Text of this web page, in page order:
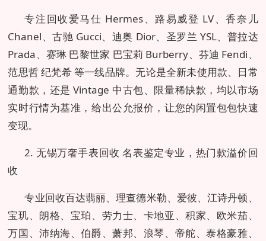
专注回收爱马仕 Hermes、路易威登 LV、香奈儿
Chanel、古驰 Gucci、迪奥 Dior、圣罗兰 YSL、普拉达
Prada、赛琳 巴黎世家 巴宝莉 Burberry、芬迪 Fendi、
范思哲 纪梵希 等一线品牌。无论是全新未使用款、日常
通勤款，还是 Vintage 中古包、限量稀缺款，均以市场
实时行情为基准，给出公允报价，让您的闲置包包快速
变现。
2. 无锡万奢手表回收 名表鉴定专业，热门款溢价回
收
专业回收百达翡丽、理查德米勒、爱彼、江诗丹顿、
宝玑、朗格、宝珀、劳力士、卡地亚、积家、欧米茄、
万国、沛纳海、伯爵、萧邦、浪琴、帝舵、泰格豪雅、